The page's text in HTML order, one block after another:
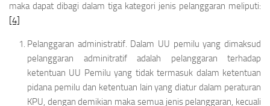
maka dapat dibagi dalam tiga kategori jenis pelanggaran meliputi:
[4]
Pelanggaran administratif. Dalam UU pemilu yang dimaksud
pelanggaran adminitratif adalah pelanggaran terhadap
ketentuan UU Pemilu yang tidak termasuk dalam ketentuan
pidana pemilu dan ketentuan lain yang diatur dalam peraturan
KPU, dengan demikian maka semua jenis pelanggaran, kecuali